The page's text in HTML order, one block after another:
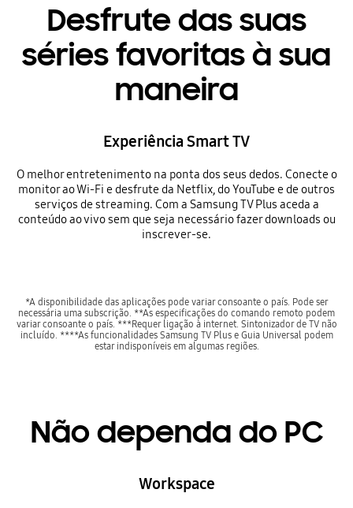
Desfrute das suas
séries favoritas à sua
maneira
Experiência Smart TV
O melhor entretenimento na ponta dos seus dedos. Conecte o
monitor ao Wi-Fi e desfrute da Netflix, do YouTube e de outros
serviços de streaming. Com a Samsung TV Plus aceda a
conteúdo ao vivo sem que seja necessário fazer downloads ou
inscrever-se.
*A disponibilidade das aplicações pode variar consoante o país. Pode ser
necessária uma subscrição. **As especificações do comando remoto podem
variar consoante o país. ***Requer ligação à internet. Sintonizador de TV não
incluído. ****As funcionalidades Samsung TV Plus e Guia Universal podem
estar indisponíveis em algumas regiões.
Não dependa do PC
Workspace